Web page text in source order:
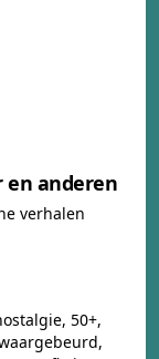
en anderen
verhalen
50+,